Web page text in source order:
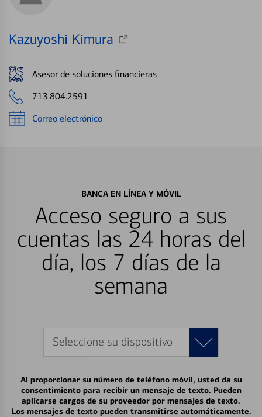
Kazuyoshi Kimura
Asesor de soluciones financieras
713.804.2591
Correo electrónico
BANCA EN LÍNEA Y MÓVIL
Acceso seguro a sus
cuentas las 24 horas del
día, los 7 días de la
semana
Seleccione su dispositivo
Al proporcionar su número de teléfono móvil, usted da su
consentimiento para recibir un mensaje de texto. Pueden
aplicarse cargos de su proveedor por mensajes de texto.
Los mensajes de texto pueden transmitirse automáticamente.